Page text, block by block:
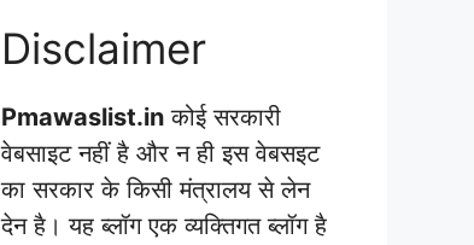
Disclaimer
Pmawaslist.in कोई सरकारी
वेबसाइट नहीं है और न ही इस वेबसइट
का सरकार के किसी मंत्रालय से लेन
देन है। यह ब्लॉग एक व्यक्तिगत ब्लॉग है